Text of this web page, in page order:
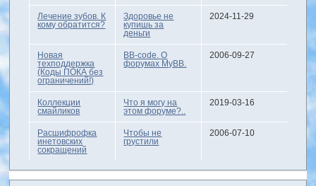
Лечение зубов. К
кому обратится?
Здоровье не
купишь за
деньги
2024-11-29
Новая
техподдержка
(Коды ПОКА без
ограничений!)
BB-code. О
форумах MyBB.
2006-09-27
Коллекции
смайликов
Что я могу на
этом форуме?..
2019-03-16
Расшифрофка
инетовских
сокращений
Чтобы не
грустили
2006-07-10